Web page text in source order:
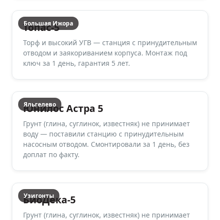
Большая Ижора
Топас-5
Торф и высокий УГВ — станция с принудительным
отводом и заякориванием корпуса. Монтаж под
ключ за 1 день, гарантия 5 лет.
Яльгелево
Юнилос Астра 5
Грунт (глина, суглинок, известняк) не принимает
воду — поставили станцию с принудительным
насосным отводом. Смонтировали за 1 день, без
доплат по факту.
Узигонты
БиоДека-5
Грунт (глина, суглинок, известняк) не принимает